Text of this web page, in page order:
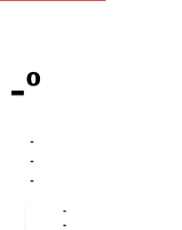
-º
-
-
-
-
-